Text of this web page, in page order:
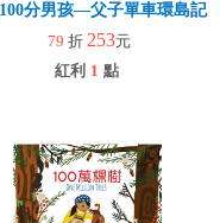
具)分男孩—父子單車環島記
79 折 253元
紅利 1 點